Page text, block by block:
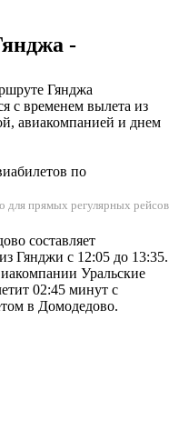
-
Гянджа
с временем вылета из
авиакомпанией и днем
по
для прямых регулярных рейсов
составляет
Гянджи с 12:05 до 13:35.
Уральские
02:45 минут с
в Домодедово.